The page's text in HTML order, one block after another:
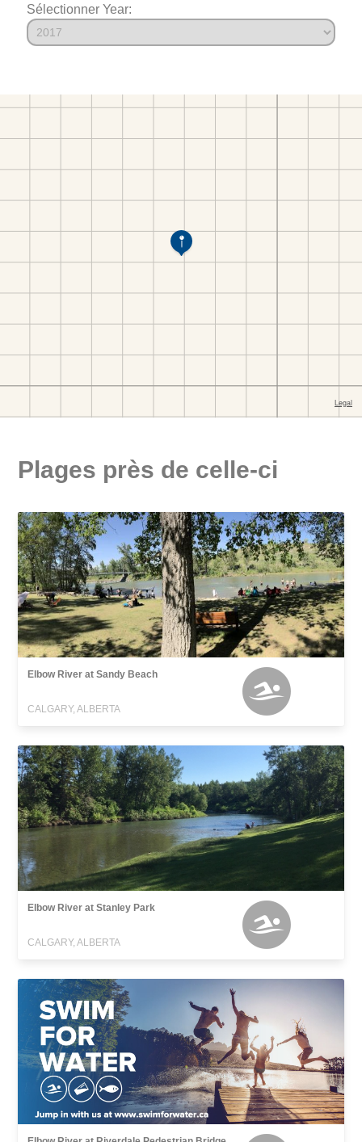
Sélectionner Year:
Plages près de celle-ci
Elbow River at Sandy Beach
CALGARY, ALBERTA
Elbow River at Stanley Park
CALGARY, ALBERTA